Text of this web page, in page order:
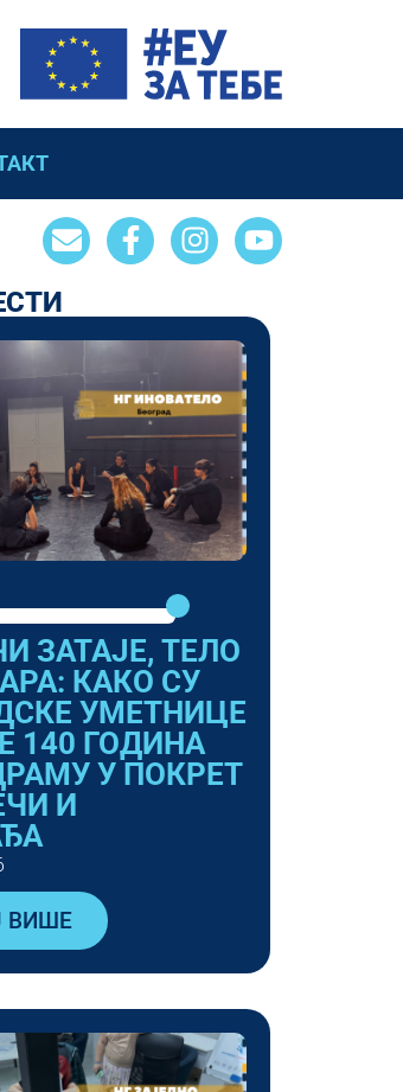
ЗАТАЈЕ, ТЕЛО
КАКО СУ
УМЕТНИЦЕ
140 ГОДИНА
У ПОКРЕТ
И
ВИШЕ